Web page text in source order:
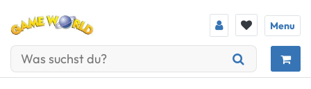
Menu